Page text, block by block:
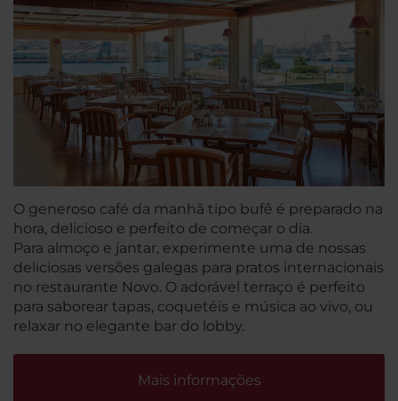
O generoso café da manhã tipo bufê é preparado na
hora, delicioso e perfeito de começar o dia.
Para almoço e jantar, experimente uma de nossas
deliciosas versões galegas para pratos internacionais
no restaurante Novo. O adorável terraço é perfeito
para saborear tapas, coquetéis e música ao vivo, ou
relaxar no elegante bar do lobby.
Mais informações